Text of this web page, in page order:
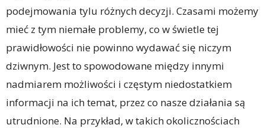
podejmowania tylu różnych decyzji. Czasami możemy
mieć z tym niemałe problemy, co w świetle tej
prawidłowości nie powinno wydawać się niczym
dziwnym. Jest to spowodowane między innymi
nadmiarem możliwości i częstym niedostatkiem
informacji na ich temat, przez co nasze działania są
utrudnione. Na przykład, w takich okolicznościach